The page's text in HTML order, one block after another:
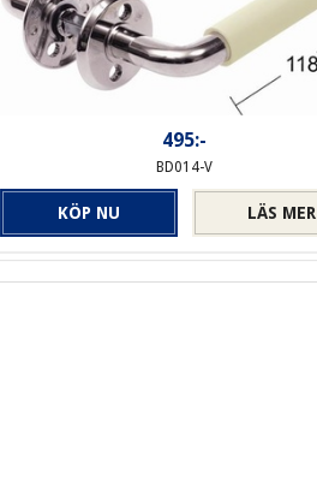
495:-
BD014-V
LÄS MER
KÖP NU